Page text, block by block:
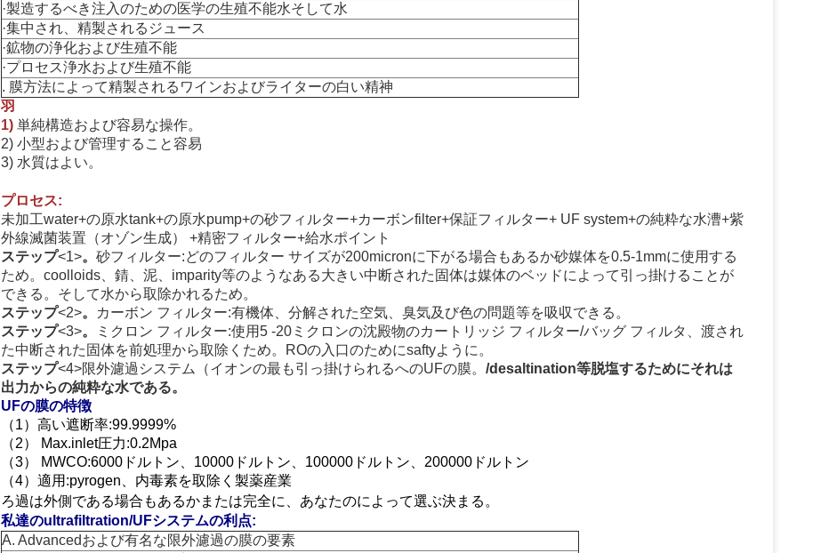
·製造するべき注入のための医学の生殖不能水そして水
·集中され、精製されるジュース
·鉱物の浄化および生殖不能
·プロセス浄水および生殖不能
. 膜方法によって精製されるワインおよびライターの白い精神
羽
1) 単純構造および容易な操作。
2) 小型および管理すること容易
3) 水質はよい。
プロセス:
未加工water+の原水tank+の原水pump+の砂フィルター+カーボンfilter+保証フィルター+ UF system+の純粋な水漕+紫
外線滅菌装置（オゾン生成） +精密フィルター+給水ポイント
ステップ<1>。 砂フィルター:どのフィルター サイズが200micronに下がる場合もあるか砂媒体を0.5-1mmに使用する
ため。coolloids、錆、泥、imparity等のようなある大きい中断された固体は媒体のベッドによって引っ掛けることが
できる。そして水から取除かれるため。
ステップ<2>。
カーボン フィルター:有機体、分解された空気、臭気及び色の問題等を吸収できる。
ステップ<3>。
ミクロン フィルター:使用5 -20ミクロンの沈殿物のカートリッジ フィルター/バッグ フィルタ、渡され
た中断された固体を前処理から取除くため。ROの入口のためにsaftyように。
ステップ<4>限外濾過システム（イオンの最も引っ掛けられるへのUFの膜。 /desaltination等脱塩するためにそれは
出力からの純粋な水である。
UFの膜の特徴
（1）高い遮断率:99.9999%
（2） Max.inlet圧力:0.2Mpa
（3） MWCO:6000ドルトン、10000ドルトン、100000ドルトン、200000ドルトン
（4）適用:pyrogen、内毒素を取除く製薬産業
ろ過は外側である場合もあるかまたは完全に、あなたのによって選ぶ決まる。
私達のultrafiltration/UFシステムの利点:
A. Advancedおよび有名な限外濾過の膜の要素